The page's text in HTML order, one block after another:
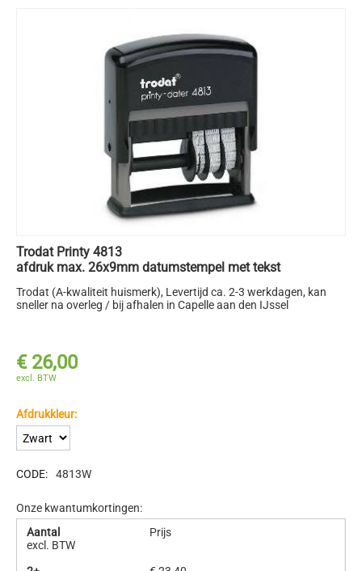
Trodat Printy 4813
afdruk max. 26x9mm datumstempel met tekst
Trodat (A-kwaliteit huismerk), Levertijd ca. 2-3 werkdagen, kan
sneller na overleg / bij afhalen in Capelle aan den IJssel
€ 26,00
excl. BTW
Afdrukkleur:
CODE: 4813W
Onze kwantumkortingen:
Aantal
Prijs
excl. BTW